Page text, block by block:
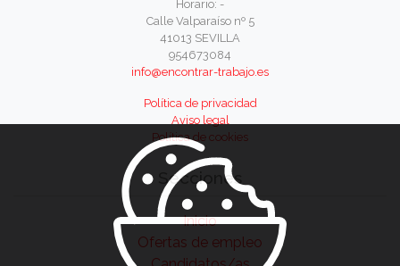
Horario: -
Calle Valparaíso nº 5
41013 SEVILLA
954673084
info@encontrar-trabajo.es
Política de privacidad
Aviso legal
Política de cookies
Secciones
Inicio
Ofertas de empleo